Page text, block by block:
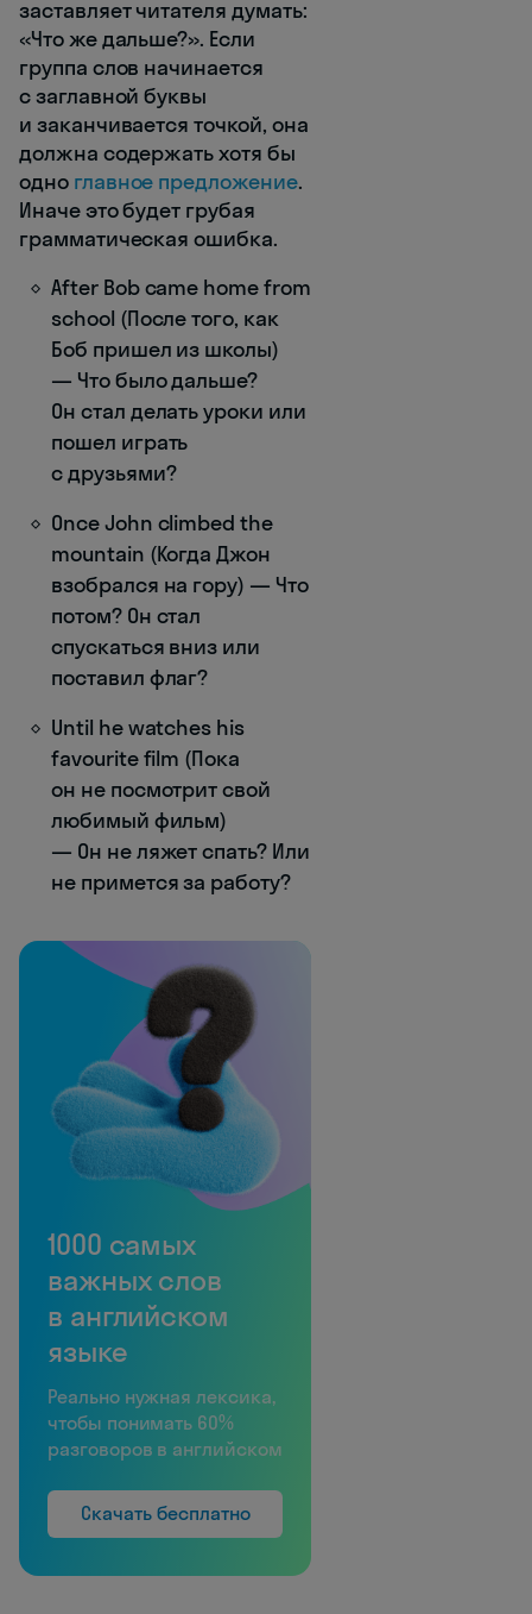
заставляет читателя думать:
«Что же дальше?». Если
группа слов начинается
с заглавной буквы
и заканчивается точкой, она
должна содержать хотя бы
одно главное предложение.
Иначе это будет грубая
грамматическая ошибка.
After Bob came home from
school (После того, как
Боб пришел из школы)
— Что было дальше?
Он стал делать уроки или
пошел играть
с друзьями?
Once John climbed the
mountain (Когда Джон
взобрался на гору) — Что
потом? Он стал
спускаться вниз или
поставил флаг?
Until he watches his
favourite film (Пока
он не посмотрит свой
любимый фильм)
— Он не ляжет спать? Или
не примется за работу?
1000 самых
важных слов
в английском
языке
Реально нужная лексика,
чтобы понимать 60%
разговоров в английском
Скачать бесплатно